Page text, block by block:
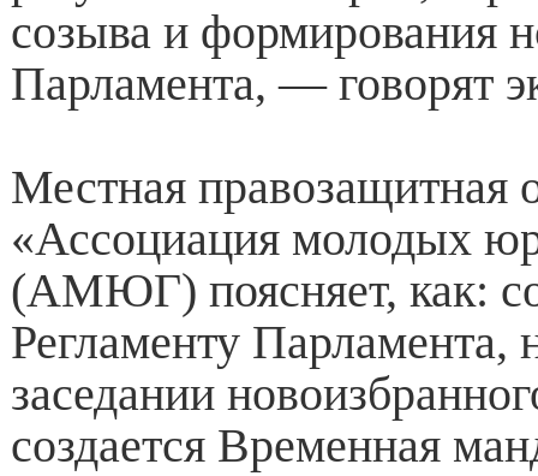
созыва и формирования
Парламента, — говорят
Местная правозащитная
«Ассоциация молодых
(АМЮГ) поясняет, как:
Регламенту Парламента,
заседании
создается Временная